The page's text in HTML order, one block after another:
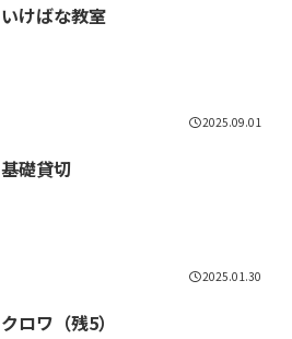
いけばな教室
2025.09.01
基礎貸切
2025.01.30
クロワ（残5）